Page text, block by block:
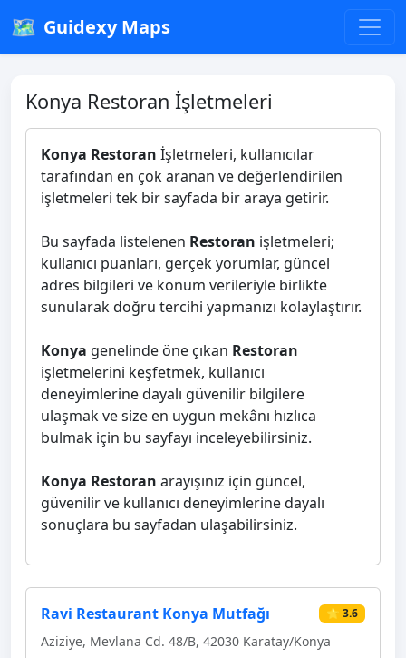
🗺️ Guidexy Maps
Konya Restoran İşletmeleri
Konya Restoran İşletmeleri, kullanıcılar
tarafından en çok aranan ve değerlendirilen
işletmeleri tek bir sayfada bir araya getirir.
Bu sayfada listelenen Restoran işletmeleri;
kullanıcı puanları, gerçek yorumlar, güncel
adres bilgileri ve konum verileriyle birlikte
sunularak doğru tercihi yapmanızı kolaylaştırır.
Konya genelinde öne çıkan Restoran
işletmelerini keşfetmek, kullanıcı
deneyimlerine dayalı güvenilir bilgilere
ulaşmak ve size en uygun mekânı hızlıca
bulmak için bu sayfayı inceleyebilirsiniz.
Konya Restoran arayışınız için güncel,
güvenilir ve kullanıcı deneyimlerine dayalı
sonuçlara bu sayfadan ulaşabilirsiniz.
Ravi Restaurant Konya Mutfağı ⭐ 3.6
Aziziye, Mevlana Cd. 48/B, 42030 Karatay/Konya